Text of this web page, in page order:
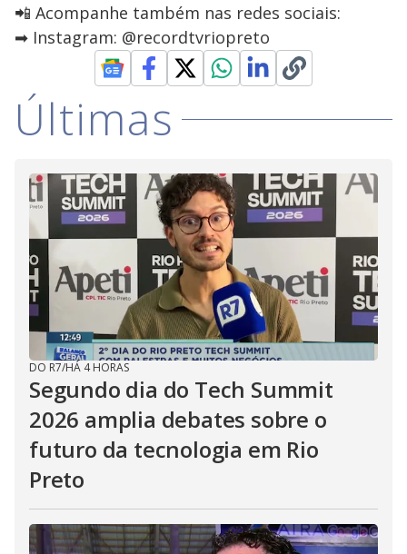
📲 Acompanhe também nas redes sociais:
➡ Instagram: @recordtvriopreto
Últimas
DO R7/HÁ 4 HORAS
Segundo dia do Tech Summit
2026 amplia debates sobre o
futuro da tecnologia em Rio
Preto